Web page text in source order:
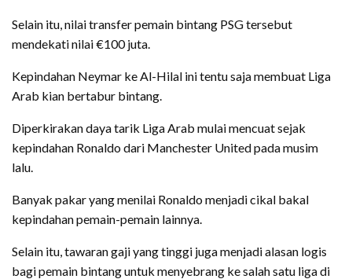
Selain itu, nilai transfer pemain bintang PSG tersebut
mendekati nilai €100 juta.
Kepindahan Neymar ke Al-Hilal ini tentu saja membuat Liga
Arab kian bertabur bintang.
Diperkirakan daya tarik Liga Arab mulai mencuat sejak
kepindahan Ronaldo dari Manchester United pada musim
lalu.
Banyak pakar yang menilai Ronaldo menjadi cikal bakal
kepindahan pemain-pemain lainnya.
Selain itu, tawaran gaji yang tinggi juga menjadi alasan logis
bagi pemain bintang untuk menyebrang ke salah satu liga di